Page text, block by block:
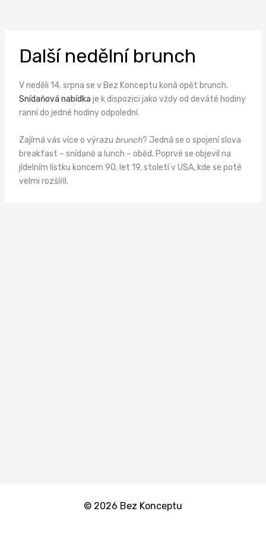
Další nedělní brunch
V neděli 14. srpna se v Bez Konceptu koná opět brunch.
Snídaňová nabídka je k dispozici jako vždy od deváté hodiny
ranní do jedné hodiny odpolední.
Zajímá vás více o výrazu brunch? Jedná se o spojení slova
breakfast – snídaně a lunch – oběd. Poprvé se objevil na
jídelním lístku koncem 90. let 19. století v USA, kde se poté
velmi rozšířil.
© 2026 Bez Konceptu